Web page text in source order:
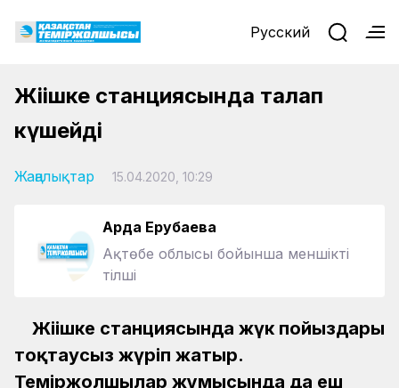
Русский
Жіңішке станциясында талап
күшейді
Жаңалықтар 15.04.2020, 10:29
Ардақ Ерубаева
Ақтөбе облысы бойынша меншікті
тілші
Жіңішке станциясында жүк пойыздары
тоқтаусыз жүріп жатыр.
Теміржолшылар жұмысында да еш